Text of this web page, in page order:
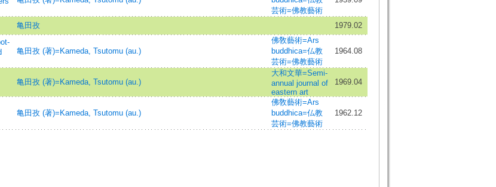
芸術=佛教藝術
亀田孜
1979.02
亀田孜 (著)=Kameda, Tsutomu (au.)
佛敎藝術=Ars
buddhica=仏教
芸術=佛教藝術
1964.08
亀田孜 (著)=Kameda, Tsutomu (au.)
大和文華=Semi-
annual journal of
eastern art
1969.04
亀田孜 (著)=Kameda, Tsutomu (au.)
佛敎藝術=Ars
buddhica=仏教
芸術=佛教藝術
1962.12